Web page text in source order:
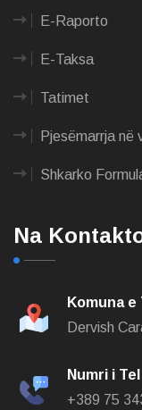
E-Raporto
E-Taksa
Tatimet
Pjesëmarrja në
Shkarko
Na
Komuna
Dervish
Numri i Tel
+389 75